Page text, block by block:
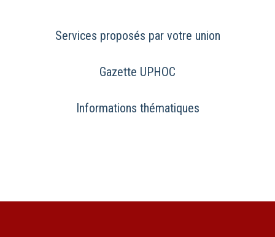
Services proposés par votre union
Gazette UPHOC
Informations thématiques